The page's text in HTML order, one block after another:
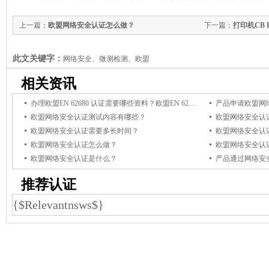
下一篇： 打印机CB
上一篇： 欧盟网络安全认证怎么做？
此文关键字： 网络安全、微测检测、欧盟
相关资讯
办理欧盟EN 62680 认证需要哪些资料？欧盟EN 62680认证如何办理？
产品申请欧盟网
欧盟网络安全认证测试内容有哪些？
欧盟网络安全认
欧盟网络安全认证需要多长时间？
欧盟网络安全认
欧盟网络安全认证怎么做？
欧盟网络安全认
欧盟网络安全认证是什么？
产品通过网络安
推荐认证
{$Relevantnsws$}